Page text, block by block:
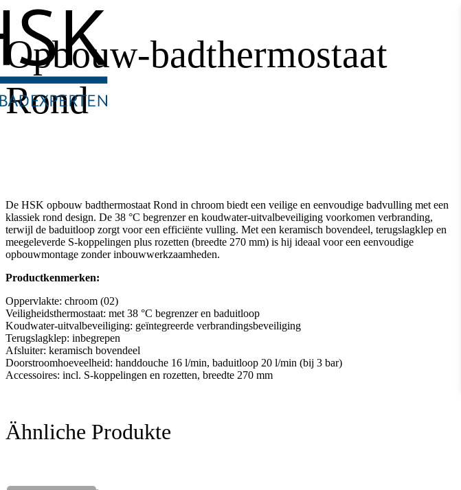
Opbouw-badthermostaat
Rond
De HSK opbouw badthermostaat Rond in chroom biedt een veilige en eenvoudige badvulling met een
klassiek rond design. De 38 °C begrenzer en koudwater-uitvalbeveiliging voorkomen verbranding,
terwijl de baduitloop zorgt voor een efficiënte vulling. Met een keramisch bovendeel, terugslagklep en
meegeleverde S-koppelingen plus rozetten (breedte 270 mm) is hij ideaal voor een eenvoudige
opbouwmontage zonder inbouwwerkzaamheden.
Productkenmerken:
Oppervlakte: chroom (02)
Veiligheidsthermostaat: met 38 °C begrenzer en baduitloop
Koudwater-uitvalbeveiliging: geïntegreerde verbrandingsbeveiliging
Terugslagklep: inbegrepen
Afsluiter: keramisch bovendeel
Doorstroomhoeveelheid: handdouche 16 l/min, baduitloop 20 l/min (bij 3 bar)
Accessoires: incl. S-koppelingen en rozetten, breedte 270 mm
Ähnliche Produkte